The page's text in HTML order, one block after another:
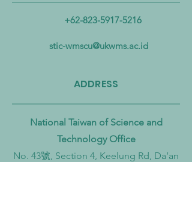
Mengatasi Pencemaran
hingga Laut
+62-823-5917-5216
stic-wmscu@ukwms.ac.id
ADDRESS
National Taiwan of Science and
Technology Office
No. 43號, Section 4, Keelung Rd, Da’an